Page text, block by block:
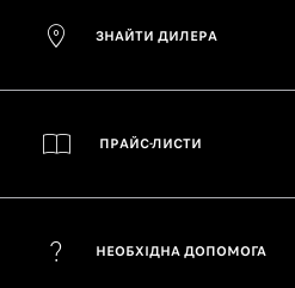
ЗНАЙТИ ДИЛЕРА
ПРАЙС-ЛИСТИ
НЕОБХІДНА ДОПОМОГА